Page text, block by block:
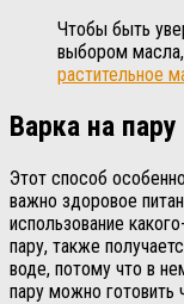
Чтобы быть
выбором масла,
растительное
Варка на пару
Этот способ
важно здоровое
использование
пару, также
воде, потому что в
пару можно